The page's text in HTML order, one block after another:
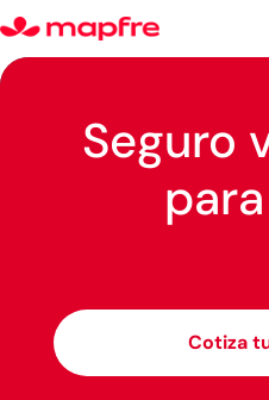
Seguro
Cotiza